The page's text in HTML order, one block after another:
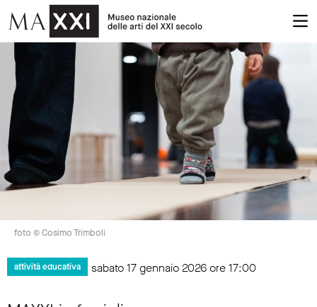
foto © Cosimo Trimboli
attività educativa sabato 17 gennaio 2026 ore 17:00